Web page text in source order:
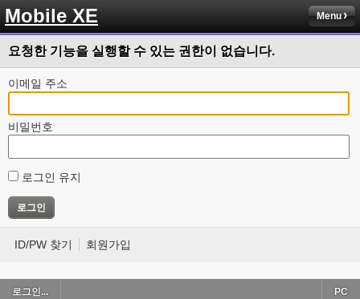
Mobile XE Menu
요청한 기능을 실행할 수 있는 권한이 없습니다.
이메일 주소
비밀번호
로그인 유지
ID/PW 찾기 회원가입
로그인... PC